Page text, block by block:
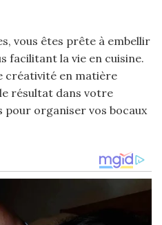
vous êtes prête à embellir
facilitant la vie en cuisine.
créativité en matière
résultat dans votre
pour organiser vos bocaux